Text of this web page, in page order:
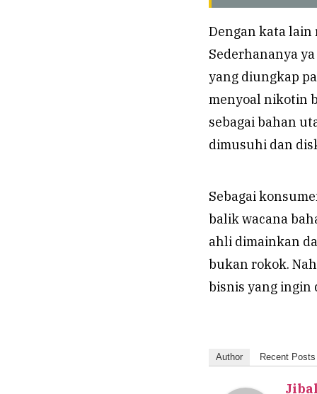
Dengan kata
Sederhananya
yang diungkap
menyoal nikotin
sebagai bahan
dimusuhi dan
Sebagai
balik wacana
ahli dimainkan
bukan rokok.
bisnis yang ingin
Author Recent Posts